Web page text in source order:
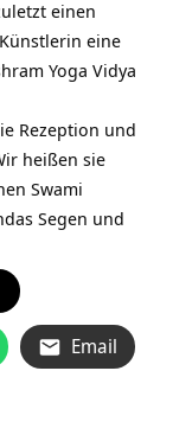
einen
eine
Yoga Vidya
Rezeption und
heißen sie
Swami
Segen und
Email